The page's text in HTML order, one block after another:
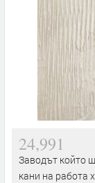
24,991
Заводът който
кани на работа